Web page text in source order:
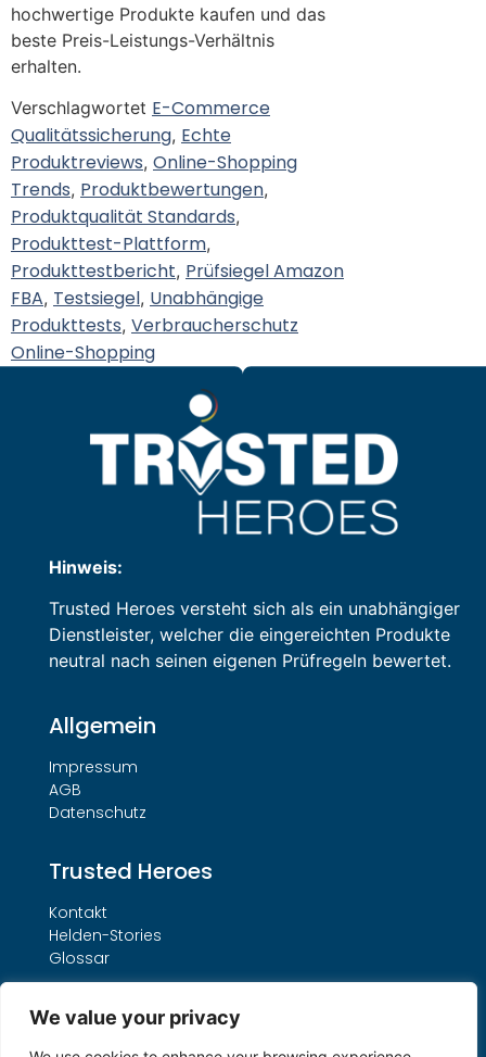
We value your privacy
hochwertige Produkte kaufen und das
beste Preis-Leistungs-Verhältnis
erhalten.
Verschlagwortet E-Commerce
Qualitätssicherung, Echte
Produktreviews, Online-Shopping
Trends, Produktbewertungen,
Produktqualität Standards,
Produkttest-Plattform,
Produkttestbericht, Prüfsiegel Amazon
FBA, Testsiegel, Unabhängige
Produkttests, Verbraucherschutz
Online-Shopping
Hinweis:
Trusted Heroes versteht sich als ein unabhängiger
Dienstleister, welcher die eingereichten Produkte
neutral nach seinen eigenen Prüfregeln bewertet.
Allgemein
Impressum
AGB
Datenschutz
Trusted Heroes
Kontakt
Helden-Stories
Glossar
Leistungen